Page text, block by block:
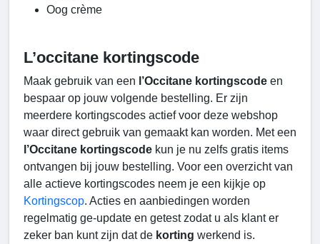
Oog crème
L’occitane kortingscode
Maak gebruik van een l’Occitane kortingscode en
bespaar op jouw volgende bestelling. Er zijn
meerdere kortingscodes actief voor deze webshop
waar direct gebruik van gemaakt kan worden. Met een
l’Occitane kortingscode kun je nu zelfs gratis items
ontvangen bij jouw bestelling. Voor een overzicht van
alle actieve kortingscodes neem je een kijkje op
Kortingscop. Acties en aanbiedingen worden
regelmatig ge-update en getest zodat u als klant er
zeker ban kunt zijn dat de korting werkend is.